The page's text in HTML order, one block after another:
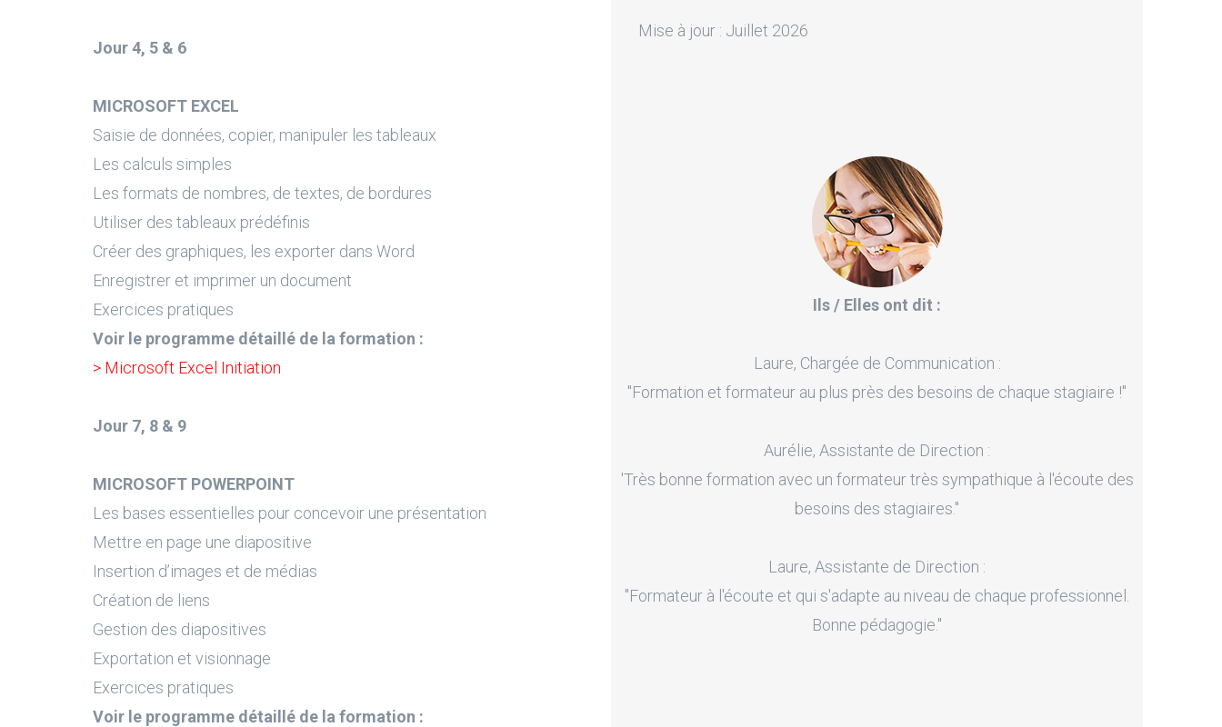
Jour 4, 5 & 6
MICROSOFT EXCEL
Saisie de données, copier, manipuler les tableaux
Les calculs simples
Les formats de nombres, de textes, de bordures
Utiliser des tableaux prédéfinis
Créer des graphiques, les exporter dans Word
Enregistrer et imprimer un document
Exercices pratiques
Voir le programme détaillé de la formation :
> Microsoft Excel Initiation
Jour 7, 8 & 9
MICROSOFT POWERPOINT
Les bases essentielles pour concevoir une présentation
Mettre en page une diapositive
Insertion d’images et de médias
Création de liens
Gestion des diapositives
Exportation et visionnage
Exercices pratiques
Voir le programme détaillé de la formation :
Mise à jour : Juillet 2026
Ils / Elles ont dit :
Laure, Chargée de Communication :
"Formation et formateur au plus près des besoins de chaque stagiaire !"
Aurélie, Assistante de Direction :
'Très bonne formation avec un formateur très sympathique à l'écoute des
besoins des stagiaires."
Laure, Assistante de Direction :
"Formateur à l'écoute et qui s'adapte au niveau de chaque professionnel.
Bonne pédagogie."